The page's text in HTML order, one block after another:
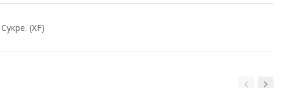
(XF)